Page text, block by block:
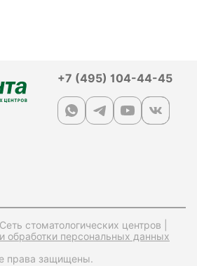
+7 (495) 104-44-45
стоматологических центров |
обработки персональных данных
права защищены.